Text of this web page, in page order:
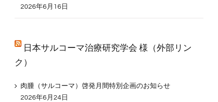
2026年6月16日
日本サルコーマ治療研究学会 様（外部リン
ク）
肉腫（サルコーマ）啓発月間特別企画のお知らせ
2026年6月24日